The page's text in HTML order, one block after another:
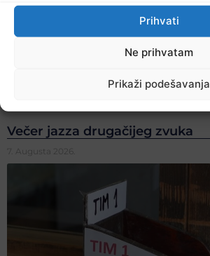
Prihvati
Ne prihvatam
Prikaži podešavanja
Večer jazza drugačijeg zvuka
7. Augusta 2026.